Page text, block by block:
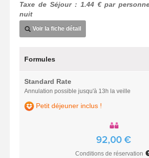
Taxe de Séjour : 1.44 € par
nuit
Voir la fiche détail
Formules
Standard Rate
Annulation possible jusqu'à 13h la veille
Petit déjeuner inclus !
92,00 €
Conditions de réservation